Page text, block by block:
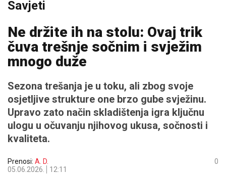
Savjeti
Ne držite ih na stolu: Ovaj trik
čuva trešnje sočnim i svježim
mnogo duže
Sezona trešanja je u toku, ali zbog svoje
osjetljive strukture one brzo gube svježinu.
Upravo zato način skladištenja igra ključnu
ulogu u očuvanju njihovog ukusa, sočnosti i
kvaliteta.
Prenosi: A. D.
05.06.2026.
12:11
0